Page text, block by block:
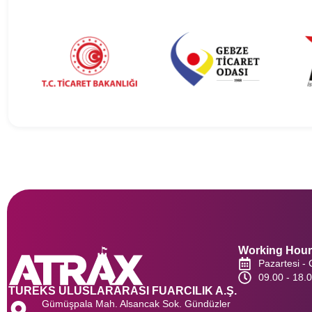
TUREKS ULUSLARARASI FUARCILIK A.Ş.
Gümüşpala Mah. Alsancak Sok. Gündüzler
Working
Pazartesi -
09.00 -